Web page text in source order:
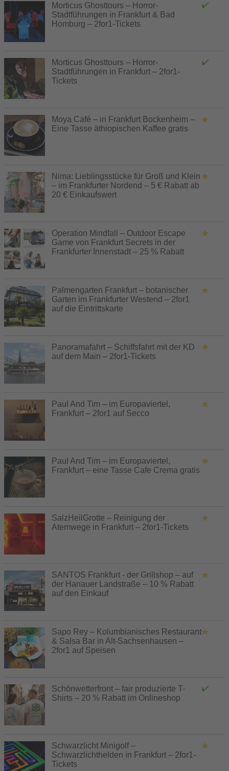
Morticus Ghosttours – Horror-
Stadtführungen in Frankfurt & Bad
Homburg – 2for1-Tickets
Morticus Ghosttours – Horror-
Stadtführungen in Frankfurt – 2for1-
Tickets
Moya Café – in Frankfurt Bockenheim –
Eine Tasse äthiopischen Kaffee gratis
Nima: Lieblingsstücke für Groß und Klein
– im Frankfurter Nordend – 5 € Rabatt ab
20 € Einkaufswert
Operation Mindfall – Outdoor Escape
Game von Frankfurt Secrets in der
Frankfurter Innenstadt – 25 % Rabatt
Palmengarten Frankfurt – botanischer
Garten im Frankfurter Westend – 2for1
auf die Eintrittskarte
Panoramafahrt – Schiffsfahrt mit der KD
auf dem Main – 2for1-Tickets
Paul And Tim – im Europaviertel,
Frankfurt – 2for1 auf Secco
Paul And Tim – im Europaviertel,
Frankfurt – eine Tasse Cafe Crema gratis
SalzHeilGrotte – Reinigung der
Atemwege in Frankfurt – 2for1-Tickets
SANTOS Frankfurt - der Grillshop – auf
der Hanauer Landstraße – 10 % Rabatt
auf den Einkauf
Sapo Rey – Kolumbianisches Restaurant
& Salsa Bar in Alt-Sachsenhausen –
2for1 auf Speisen
Schönwetterfront – fair produzierte T-
Shirts – 20 % Rabatt im Onlineshop
Schwarzlicht Minigolf –
Schwarzlichthelden in Frankfurt – 2for1-
Tickets